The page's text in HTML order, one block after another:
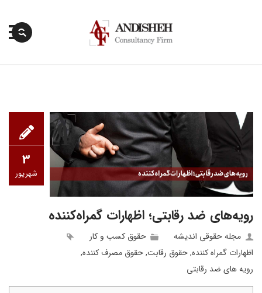
3
شهریور
رویه‌های ضد رقابتی؛ اظهارات گمراه‌کننده
مجله حقوقی اندیشه
حقوق کسب‌ و کار
اظهارات گمراه کننده,حقوق رقابت,حقوق مصرف کننده,
رویه های ضد رقابتی